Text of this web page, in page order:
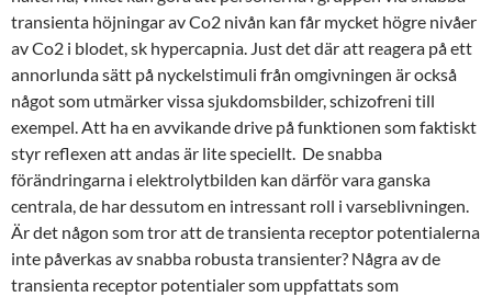
transienta höjningar av Co2 nivån kan får mycket högre nivåer
av Co2 i blodet, sk hypercapnia. Just det där att reagera på ett
annorlunda sätt på nyckelstimuli från omgivningen är också
något som utmärker vissa sjukdomsbilder, schizofreni till
exempel. Att ha en avvikande drive på funktionen som faktiskt
styr reflexen att andas är lite speciellt. De snabba
förändringarna i elektrolytbilden kan därför vara ganska
centrala, de har dessutom en intressant roll i varseblivningen.
Är det någon som tror att de transienta receptor potentialerna
inte påverkas av snabba robusta transienter? Några av de
transienta receptor potentialer som uppfattats som